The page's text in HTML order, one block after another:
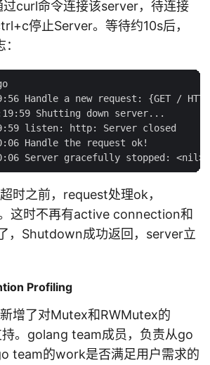
curl命令连接该server，待连接
停止Server。等待约10s后，
Handle a new request: {GET /
Shutting down server...
listen: http: Server closed
Handle the request ok!
时之前，request处理ok，
这时不再有active connection和
，Shutdown成功返回，server立
Profiling
增了对Mutex和RWMutex的
。golang team成员，负责从go
team的work是否满足用户需求的